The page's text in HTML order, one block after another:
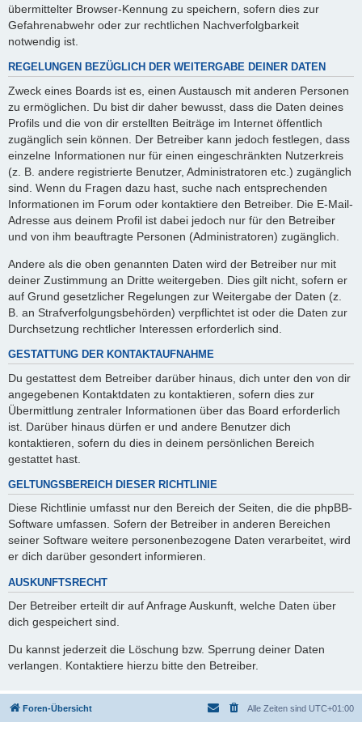
übermittelter Browser-Kennung zu speichern, sofern dies zur
Gefahrenabwehr oder zur rechtlichen Nachverfolgbarkeit
notwendig ist.
REGELUNGEN BEZÜGLICH DER WEITERGABE DEINER DATEN
Zweck eines Boards ist es, einen Austausch mit anderen Personen
zu ermöglichen. Du bist dir daher bewusst, dass die Daten deines
Profils und die von dir erstellten Beiträge im Internet öffentlich
zugänglich sein können. Der Betreiber kann jedoch festlegen, dass
einzelne Informationen nur für einen eingeschränkten Nutzerkreis
(z. B. andere registrierte Benutzer, Administratoren etc.) zugänglich
sind. Wenn du Fragen dazu hast, suche nach entsprechenden
Informationen im Forum oder kontaktiere den Betreiber. Die E-Mail-
Adresse aus deinem Profil ist dabei jedoch nur für den Betreiber
und von ihm beauftragte Personen (Administratoren) zugänglich.
Andere als die oben genannten Daten wird der Betreiber nur mit
deiner Zustimmung an Dritte weitergeben. Dies gilt nicht, sofern er
auf Grund gesetzlicher Regelungen zur Weitergabe der Daten (z.
B. an Strafverfolgungsbehörden) verpflichtet ist oder die Daten zur
Durchsetzung rechtlicher Interessen erforderlich sind.
GESTATTUNG DER KONTAKTAUFNAHME
Du gestattest dem Betreiber darüber hinaus, dich unter den von dir
angegebenen Kontaktdaten zu kontaktieren, sofern dies zur
Übermittlung zentraler Informationen über das Board erforderlich
ist. Darüber hinaus dürfen er und andere Benutzer dich
kontaktieren, sofern du dies in deinem persönlichen Bereich
gestattet hast.
GELTUNGSBEREICH DIESER RICHTLINIE
Diese Richtlinie umfasst nur den Bereich der Seiten, die die phpBB-
Software umfassen. Sofern der Betreiber in anderen Bereichen
seiner Software weitere personenbezogene Daten verarbeitet, wird
er dich darüber gesondert informieren.
AUSKUNFTSRECHT
Der Betreiber erteilt dir auf Anfrage Auskunft, welche Daten über
dich gespeichert sind.
Du kannst jederzeit die Löschung bzw. Sperrung deiner Daten
verlangen. Kontaktiere hierzu bitte den Betreiber.
Foren-Übersicht Alle Zeiten sind UTC+01:00